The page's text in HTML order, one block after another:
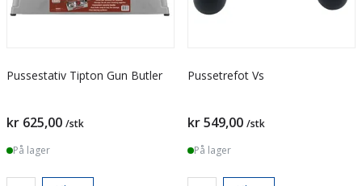
Pussestativ Tipton Gun Butler
kr 625,00 /stk
På lager
Pussetrefot Vs
kr 549,00 /stk
På lager